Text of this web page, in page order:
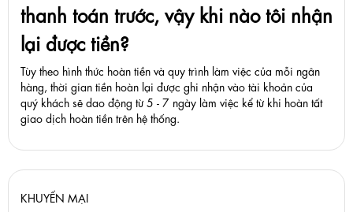
thanh toán trước, vậy khi nào tôi nhận
lại được tiền?
Tùy theo hình thức hoàn tiền và quy trình làm việc của mỗi ngân
hàng, thời gian tiền hoàn lại được ghi nhận vào tài khoản của
quý khách sẽ dao động từ 5 - 7 ngày làm việc kể từ khi hoàn tất
giao dịch hoàn tiền trên hệ thống.
KHUYẾN MẠI